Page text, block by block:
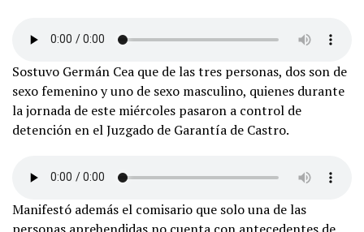
Sostuvo Germán Cea que de las tres personas, dos son de
sexo femenino y uno de sexo masculino, quienes durante
la jornada de este miércoles pasaron a control de
detención en el Juzgado de Garantía de Castro.
Manifestó además el comisario que solo una de las